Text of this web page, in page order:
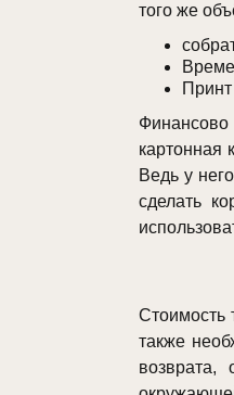
того же
картонная
Ведь у
сделать
Стоимость
также
возврата,